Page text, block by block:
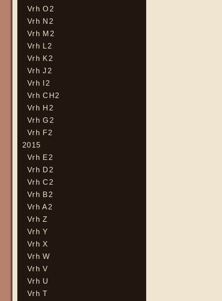
Vrh O2
Vrh N2
Vrh M2
Vrh L2
Vrh K2
Vrh J2
Vrh I2
Vrh CH2
Vrh H2
Vrh G2
Vrh F2
2015
Vrh E2
Vrh D2
Vrh C2
Vrh B2
Vrh A2
Vrh Z
Vrh Y
Vrh X
Vrh W
Vrh V
Vrh U
Vrh T